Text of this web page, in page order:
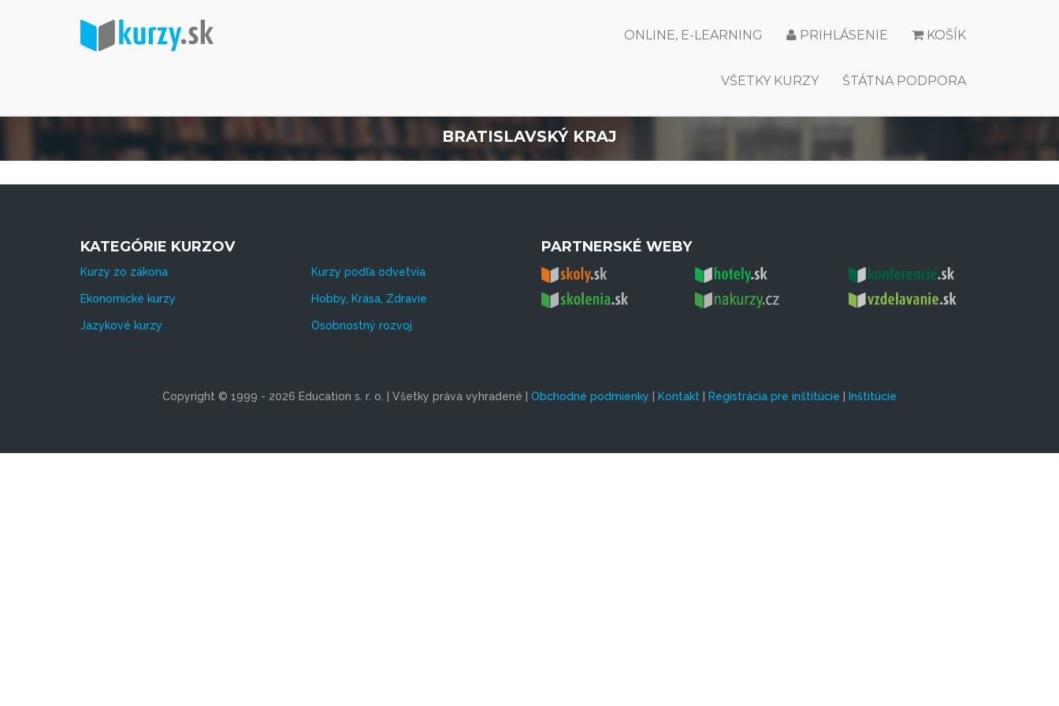
KOŠÍK
PRIHLÁSENIE
ONLINE, E-LEARNING
ŠTÁTNA PODPORA
VŠETKY KURZY
BRATISLAVSKÝ KRAJ
KATEGÓRIE KURZOV
Kurzy zo zákona Kurzy podľa odvetvia
Ekonomické kurzy Hobby, Krása, Zdravie
Jazykové kurzy Osobnostný rozvoj
PARTNERSKÉ WEBY
Copyright © 1999 - 2026 Education s. r. o. | Všetky práva vyhradené | Obchodné podmienky Kontakt Registrácia pre inštitúcie Inštitúcie